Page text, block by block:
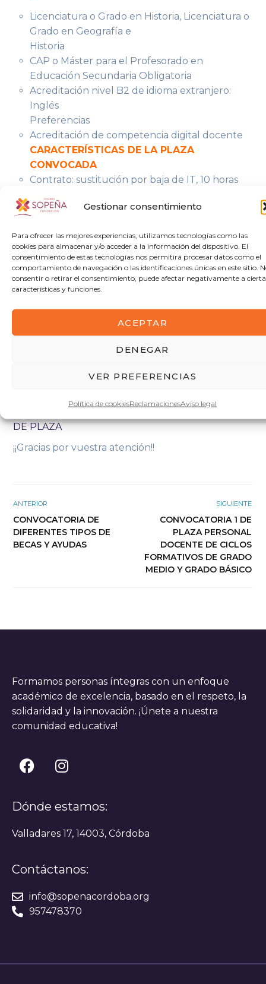
Gestionar consentimiento
Para ofrecer las mejores experiencias, utilizamos tecnologías como las
cookies para almacenar y/o acceder a la información del dispositivo. El
consentimiento de estas tecnologías nos permitirá procesar datos como el
comportamiento de navegación o las identificaciones únicas en este sitio.
consentir o retirar el consentimiento, puede afectar negativamente a
características y funciones.
ACEPTAR
DENEGAR
VER PREFERENCIAS
Política de cookiesReclamacionesAviso legal
Licenciatura o Grado en Historia, Licenciatura o
Grado en Geografía e
Historia
CAP o Máster para el Profesorado en
Educación Secundaria Obligatoria
Acreditación nivel B2 de idioma extranjero:
Inglés
Preferencias
Acreditación de competencia digital docente
CARACTERÍSTICAS DE LA PLAZA
CONVOCADA
Contrato: sustitución por baja de IT, 10 horas
mañana.
de Grado Básico
Habilidades: trabajo en equipo, compromiso,
escucha activa
Fecha de inicio: del 8 al 12 de enero 2024
Currículum vitae por correo electrónico:
info@sopenacordoba.org
DE PLAZA
¡¡Gracias por vuestra atención!!
ANTERIOR
CONVOCATORIA DE
DIFERENTES TIPOS DE
BECAS Y AYUDAS
SIGUIENTE
CONVOCATORIA 1 DE
PLAZA PERSONAL
DOCENTE DE CICLOS
FORMATIVOS DE GRADO
MEDIO Y GRADO BÁSICO
Formamos personas íntegras con un enfoque
académico de excelencia, basado en el respeto, la
solidaridad y la innovación. ¡Únete a nuestra
comunidad educativa!
Dónde estamos:
Valladares 17, 14003, Córdoba
Contáctanos:
info@sopenacordoba.org
957478370